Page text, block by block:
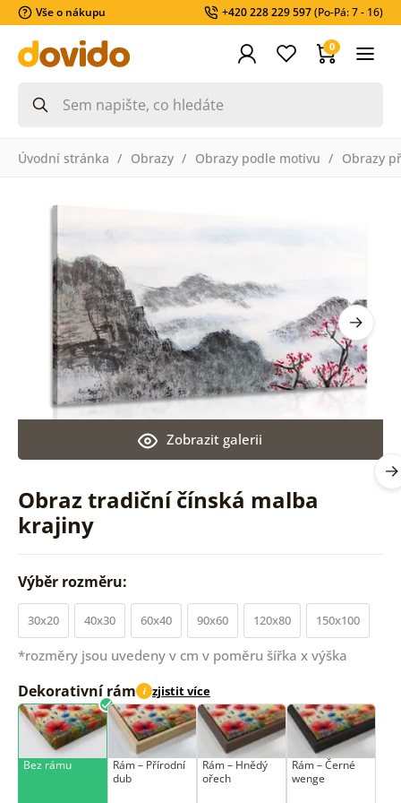
Vše o nákupu +420 228 229 597(Po-Pá: 7 - 16)
0
Úvodní stránka Obrazy Obrazy podle motivu Obrazy
Obraz tradiční čínská malba
krajiny
Zobrazit galerii
Výběr rozměru:
30x20 40x30 60x40 90x60 120x80 150x100
*rozměry jsou uvedeny v cm v poměru šířka x výška
Dekorativní rám i zjistit více
Bez rámu
Rám –⁠⁠⁠⁠⁠⁠ Přírodní
dub
Rám –⁠⁠⁠⁠⁠⁠ Hnědý
ořech
Rám –⁠⁠⁠⁠⁠⁠ Černé
wenge